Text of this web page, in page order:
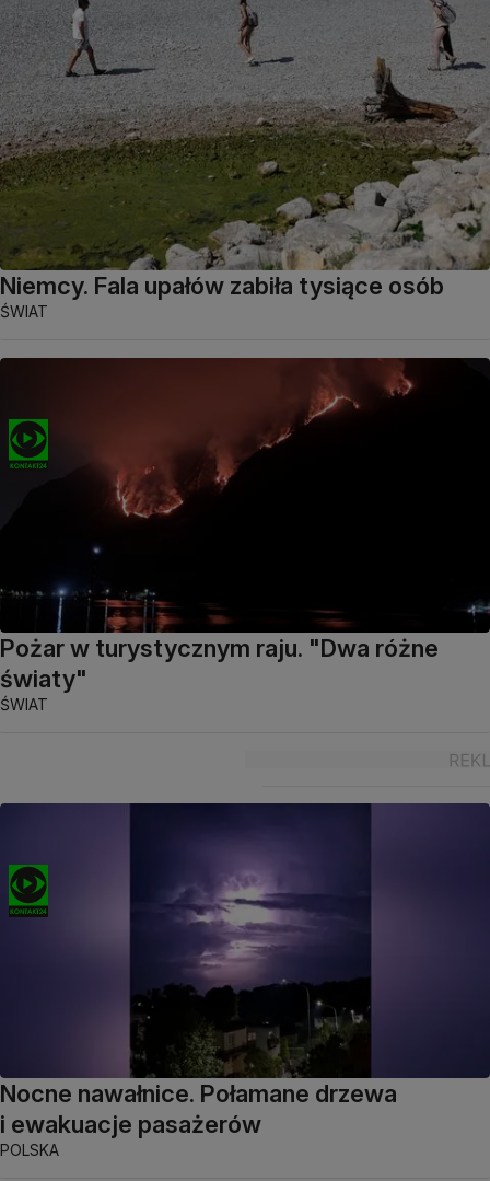
Niemcy. Fala upałów zabiła tysiące osób
ŚWIAT
Pożar w turystycznym raju. "Dwa różne
światy"
ŚWIAT
Nocne nawałnice. Połamane drzewa
i ewakuacje pasażerów
POLSKA